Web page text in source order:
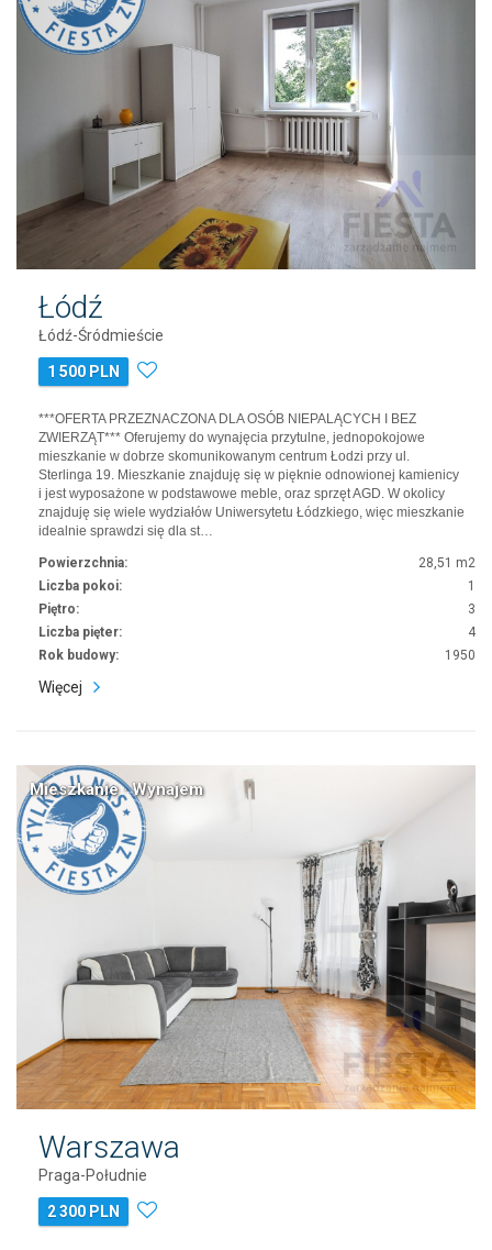
Łódź
Łódź-Śródmieście
1 500 PLN
***OFERTA PRZEZNACZONA DLA OSÓB NIEPALĄCYCH I BEZ
ZWIERZĄT*** Oferujemy do wynajęcia przytulne, jednopokojowe
mieszkanie w dobrze skomunikowanym centrum Łodzi przy ul.
Sterlinga 19. Mieszkanie znajduję się w pięknie odnowionej kamienicy
i jest wyposażone w podstawowe meble, oraz sprzęt AGD. W okolicy
znajduję się wiele wydziałów Uniwersytetu Łódzkiego, więc mieszkanie
idealnie sprawdzi się dla st…
Powierzchnia:
28,51 m2
Liczba pokoi:
1
Piętro:
3
Liczba pięter:
4
Rok budowy:
1950
Więcej
Mieszkanie · Wynajem
Warszawa
Praga-Południe
2 300 PLN